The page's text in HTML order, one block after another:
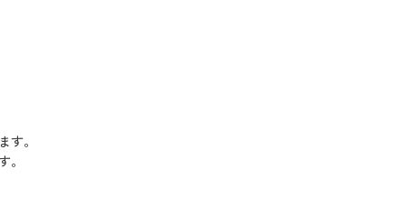
す。
。